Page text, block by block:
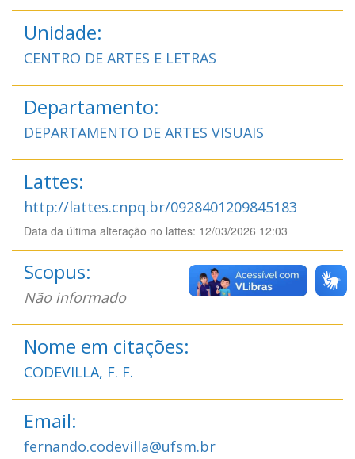
Unidade:
CENTRO DE ARTES E LETRAS
Departamento:
DEPARTAMENTO DE ARTES VISUAIS
Lattes:
http://lattes.cnpq.br/0928401209845183
Data da última alteração no lattes: 12/03/2026 12:03
Scopus:
Não informado
Nome em citações:
CODEVILLA, F. F.
Email:
fernando.codevilla@ufsm.br